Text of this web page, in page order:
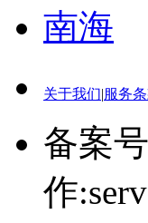
南海
关于我们|服务
备案
作